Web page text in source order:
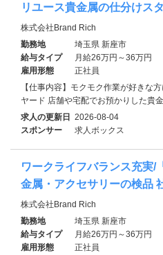
リユース貴金属の仕分けス
株式会社Brand Rich
勤務地
埼玉県 新座市
給与タイプ
月給26万円～36万円
雇用形態
正社員
【仕事内容】モクモク作業が好きな
ヤード 店舗や宅配でお預かりした貴
求人の更新日 2026-08-04
スポンサー
求人ボックス
ワークライフバランス充実/
金属・アクセサリーの検品
株式会社Brand Rich
勤務地
埼玉県 新座市
給与タイプ
月給26万円～36万円
雇用形態
正社員